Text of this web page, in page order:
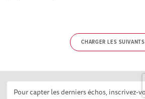
CHARGER LES SUIVANTS